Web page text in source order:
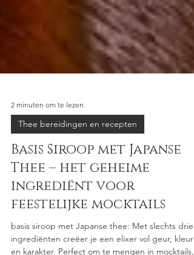
2 minuten om te lezen
Thee bereidingen en recepten
Basis Siroop met Japanse
Thee – het geheime
ingrediënt voor
feestelijke mocktails